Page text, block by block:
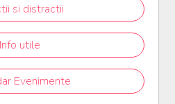
si distractii
Info utile
Evenimente